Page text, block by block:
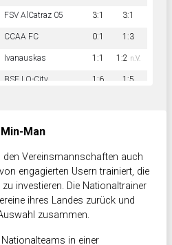
FSV AlCatraz 05 3:1 3:1
CCAA FC 0:1 1:3
Ivanauskas 1:1 1:2 n.V.
BSF LO-City 1:6 1:5
Man
den Vereinsmannschaften auch
engagierten Usern trainiert, die
investieren. Die Nationaltrainer
ihres Landes zurück und
zusammen.
in einer